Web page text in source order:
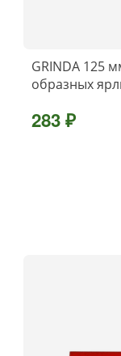
GRINDA 125
образных
283 ₽